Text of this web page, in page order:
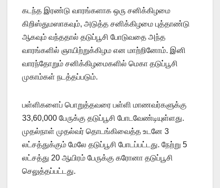
கடந்த இரண்டு வாரங்களாக ஒரு சனிக்கிழமை
கிறிஸ்துமஸாகவும், அடுத்த சனிக்கிழமை புத்தாண்டு
ஆகவும் வந்ததால் தடுப்பூசி போடுவதை அந்த
வாரங்களில் ஞாயிற்றுக்கிழம என மாற்றினோம். இனி
வாரந்தோறும் சனிக்கிழமைகளில் மெகா தடுப்பூசி
முகாம்கள் நடத்தப்படும்.
பள்ளிகளைப் பொறுத்தவரை பள்ளி மாணவர்களுக்கு
33,60,000 பேருக்கு தடுப்பூசி போடவேண்டியுள்ளது.
முதல்நாள் முதல்வர் தொடங்கிவைத்த உடனே 3
லட்சத்துக்கும் மேலே தடுப்பூசி போடப்பட்டது. நேற்று 5
லட்சத்து 20 ஆயிரம் பேருக்கு கரோனா தடுப்பூசி
செலுத்தப்பட்டது.